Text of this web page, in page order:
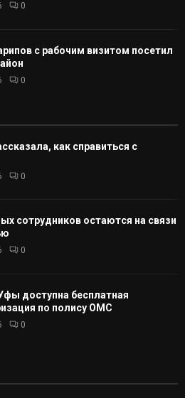
0
с рабочим визитом посетил
0
как справиться с
0
сотрудников остаются на связи
0
доступна бесплатная
по полису ОМС
0